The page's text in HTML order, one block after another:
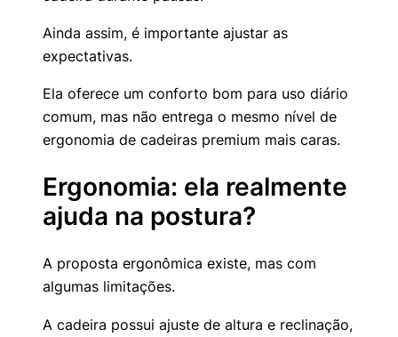
Ainda assim, é importante ajustar as
expectativas.
Ela oferece um conforto bom para uso diário
comum, mas não entrega o mesmo nível de
ergonomia de cadeiras premium mais caras.
Ergonomia: ela realmente
ajuda na postura?
A proposta ergonômica existe, mas com
algumas limitações.
A cadeira possui ajuste de altura e reclinação,